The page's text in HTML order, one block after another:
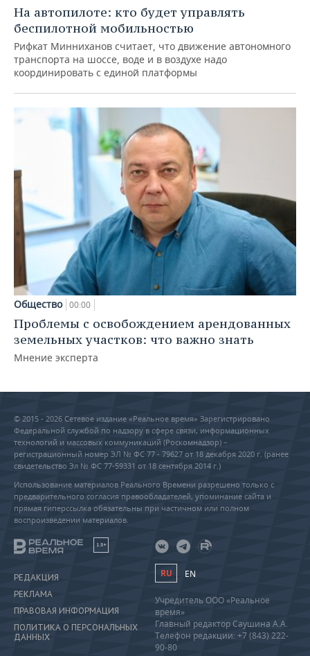
На автопилоте: кто будет управлять
беспилотной мобильностью
Рифкат Минниханов считает, что движение автономного
транспорта на шоссе, воде и в воздухе надо
координировать с единой платформы
Общество 00:00
Проблемы с освобождением арендованных
земельных участков: что важно знать
Мнение эксперта
© 2015 - 2026 Сетевое издание «Реальное время» Зарегистрировано
Федеральной службой по надзору в сфере связи, информационных
технологий и массовых коммуникаций (Роскомнадзор) –
регистрационный номер ЭЛ № ФС 77 - 79627 от 18 декабря 2020 г. (ранее
свидетельство Эл № ФС 77-59331 от 18 сентября 2014 г.)
Использование материалов Реального Времени разрешено только с
предварительного согласия правообладателей, упоминание сайта и
прямая гиперссылка обязательны при частичном или полном
воспроизведении материалов.
18+
РЕДАКЦИЯ
РЕКЛАМА
ПРАВОВАЯ ИНФОРМАЦИЯ
ПОЛИТИКА О ПЕРСОНАЛЬНЫХ
ДАННЫХ
RU EN
Учредитель ООО «Реальное
время»
Главный редактор Саушина А.А.
Телефон редакции: +7 (843) 222-
90-80